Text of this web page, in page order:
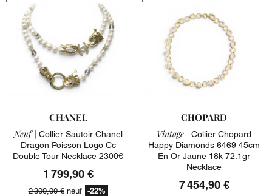
CHANEL
Neuf | Collier Sautoir Chanel
Dragon Poisson Logo Cc
Double Tour Necklace 2300€
1 799,90 €
2 300,00 €neuf -22%
CHOPARD
Vintage | Collier Chopard
Happy Diamonds 6469 45cm
En Or Jaune 18k 72.1gr
Necklace
7 454,90 €